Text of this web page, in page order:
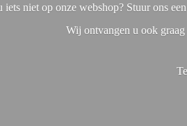
iets niet op onze webshop? Stuur ons
Wij ontvangen u ook